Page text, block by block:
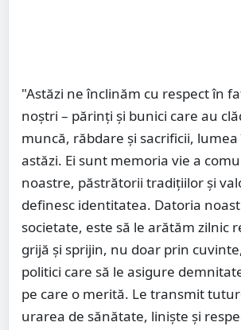
"Astăzi ne înclinăm cu respect în
noștri – părinți și bunici care au
muncă, răbdare și sacrificii,
astăzi. Ei sunt memoria vie a
noastre, păstrătorii tradițiilor și
definesc identitatea. Datoria
societate, este să le arătăm zilnic
grijă și sprijin, nu doar prin
politici care să le asigure
pe care o merită. Le transmit
urarea de sănătate, liniște și